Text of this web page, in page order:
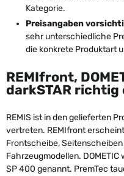
Kategorie.
Preisangaben
sehr unterschiedliche
die konkrete Produktart
REMIfront,
darkSTAR richtig
REMIS ist in den gelieferten
vertreten. REMIfront
Frontscheibe,
Fahrzeugmodellen.
SP 400 genannt. PremTec